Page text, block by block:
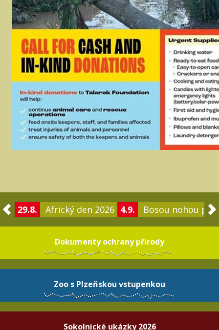
29.8. Africký den 2026 4.9. Bosou nohou po
Dokumenty ochrany přírody
Zoo s Plzeňskou vstupenkou
Sokolnické ukázky 2026